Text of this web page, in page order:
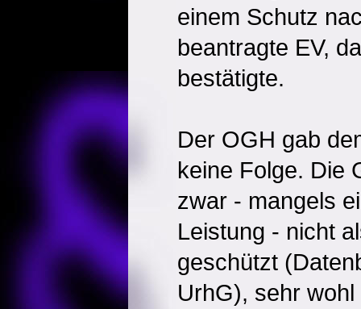
einem Schutz
beantragte EV,
bestätigte.
Der OGH gab
keine Folge. Die
zwar - mangels
Leistung - nicht
geschützt
UrhG), sehr